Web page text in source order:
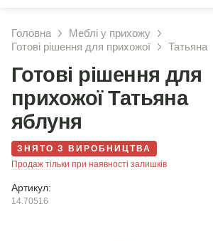
знайдено. Уточніть свій запит
Головна
Меблі у прихожу
Готові рішення для прихожої
Татьяна
Готові рішення для
прихожої Татьяна
яблуня
ЗНЯТО З ВИРОБНИЦТВА
Продаж тільки при наявності залишків
Артикул:
14.70516